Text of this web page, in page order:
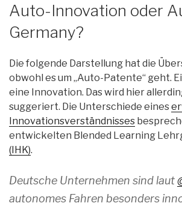
Auto-Innovation oder
Germany?
Die folgende Darstellung hat die
obwohl es um „Auto-Patente“ geht.
eine Innovation. Das wird hier
suggeriert. Die Unterschiede eines
Innovationsverständnisses
entwickelten Blended Learning
(IHK).
Deutsche Unternehmen sind laut
autonomes Fahren besonders